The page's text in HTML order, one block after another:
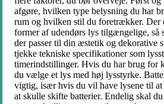
afgøre, hvilken type belysning du har
rum og hvilken stil du foretrækker. Der
former af udendørs lys tilgængelige, så
der passer til din æstetik og dekorative
tjekke tekniske specifikationer som
timerindstillinger. Hvis du har brug for
du vælge et lys med høj lysstyrke.
vigtig, især hvis du vil have lysene til
at skulle skifte batterier. Endelig skal